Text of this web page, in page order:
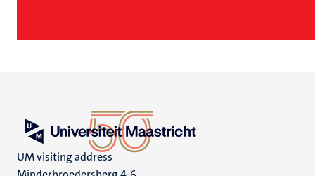
UM visiting address